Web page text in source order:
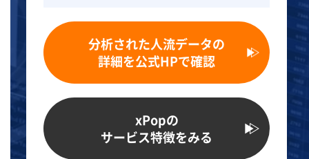
分析された人流データの
詳細を公式HPで確認
xPopの
サービス特徴をみる